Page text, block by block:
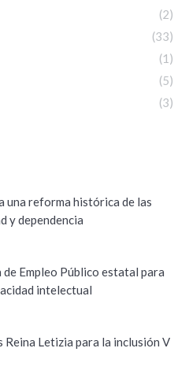
(2)
(33)
(1)
(5)
(3)
una reforma histórica de las
y dependencia
Empleo Público estatal para
intelectual
Reina Letizia para la inclusión V